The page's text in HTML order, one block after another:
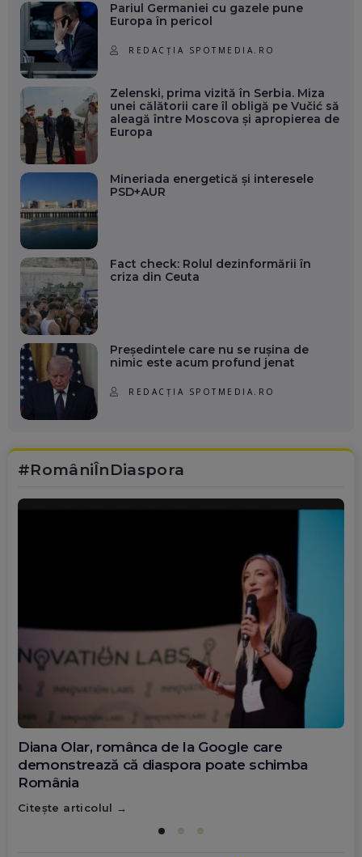
Pariul Germaniei cu gazele pune
Europa în pericol
REDACȚIA SPOTMEDIA.RO
Zelenski, prima vizită în Serbia. Miza
unei călătorii care îl obligă pe Vučić să
aleagă între Moscova și apropierea de
Europa
Mineriada energetică și interesele
PSD+AUR
Fact check: Rolul dezinformării în
criza din Ceuta
Președintele care nu se rușina de
nimic este acum profund jenat
REDACȚIA SPOTMEDIA.RO
#RomâniÎnDiaspora
Diana Olar, românca de la Google care
demonstrează că diaspora poate schimba
România
Citește articolul